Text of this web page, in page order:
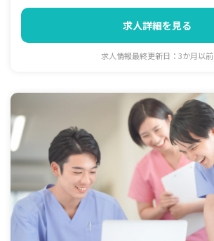
求人詳細を見る
求人情報最終更新日：3か月以前